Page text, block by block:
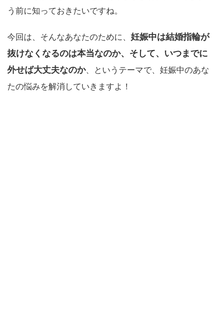
う前に知っておきたいですね。
今回は、そんなあなたのために、 妊娠中は結婚指輪が
抜けなくなるのは本当なのか、そして、いつまでに
外せば大丈夫なのか、というテーマで、妊娠中のあな
たの悩みを解消していきますよ！